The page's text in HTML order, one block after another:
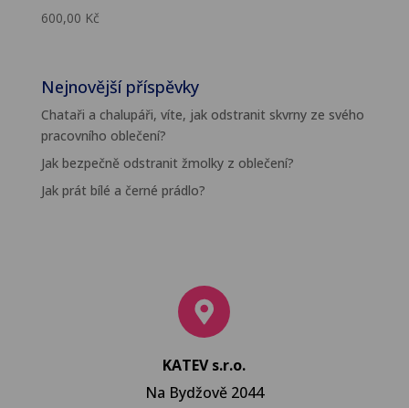
600,00 Kč
Nejnovější příspěvky
Chataři a chalupáři, víte, jak odstranit skvrny ze svého
pracovního oblečení?
Jak bezpečně odstranit žmolky z oblečení?
Jak prát bílé a černé prádlo?
KATEV s.r.o.
Na Bydžově 2044